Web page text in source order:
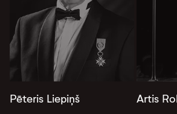
Pēteris Liepiņš Artis